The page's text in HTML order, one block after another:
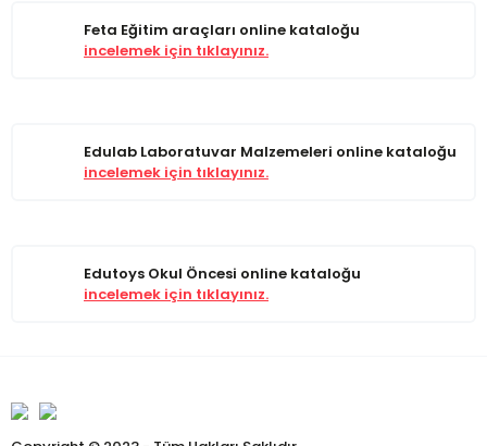
Feta Eğitim araçları online kataloğu
incelemek için tıklayınız.
Edulab Laboratuvar Malzemeleri online kataloğu
incelemek için tıklayınız.
Edutoys Okul Öncesi online kataloğu
incelemek için tıklayınız.